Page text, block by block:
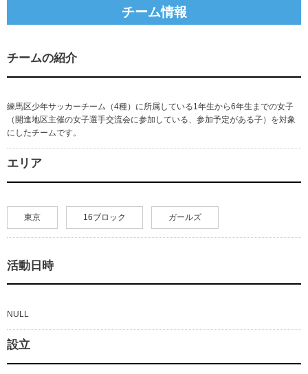
チーム情報
チームの紹介
練馬区少年サッカーチーム（4種）に所属している1年生から6年生までの女子
（開進地区主催の女子選手交流会に参加している、参加予定がある子）を対象
にしたチームです。
エリア
東京 16ブロック ガールズ
活動日時
NULL
設立